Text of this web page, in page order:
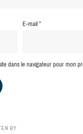
E-mail*
dans le navigateur pour mon
BY